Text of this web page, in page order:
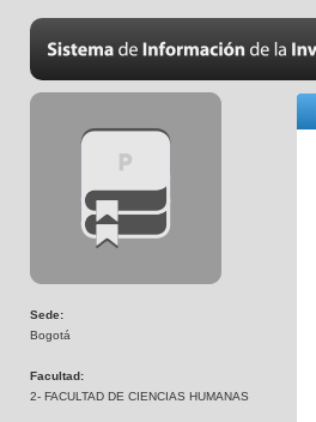
Sede:
Bogotá
Facultad:
2- FACULTAD DE CIENCIAS HUMANAS